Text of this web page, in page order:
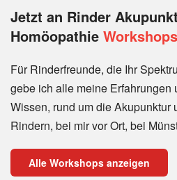
Jetzt an Rinder
Homöopathie Workshops
Für Rinderfreunde, die Ihr
gebe ich alle meine Erfahrungen
Wissen, rund um die Akupunktur
Rindern, bei mir vor Ort, bei
Alle Workshops anzeigen